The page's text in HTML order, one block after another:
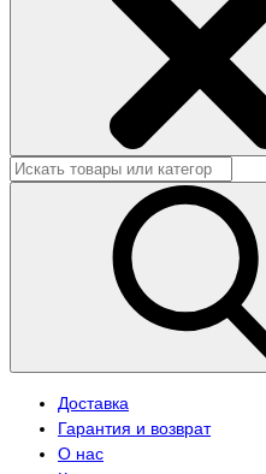
Доставка
Гарантия и возврат
О нас